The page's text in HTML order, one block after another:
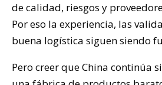
de calidad, riesgos y
Por eso la experiencia, las
buena logística siguen siendo
Pero creer que China continúa